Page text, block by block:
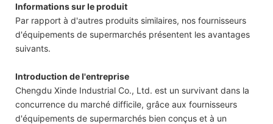
Informations sur le produit
Par rapport à d'autres produits similaires, nos fournisseurs
d'équipements de supermarchés présentent les avantages
suivants.
Introduction de l'entreprise
Chengdu Xinde Industrial Co., Ltd. est un survivant dans la
concurrence du marché difficile, grâce aux fournisseurs
d'équipements de supermarchés bien conçus et à un